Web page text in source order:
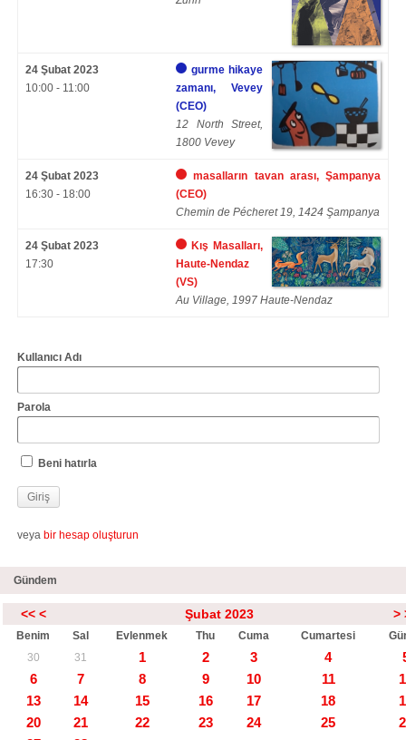
24 Şubat 2023
10:00 - 11:00
gurme hikaye
zamanı, Vevey
(CEO)
12 North Street,
1800 Vevey
24 Şubat 2023
16:30 - 18:00
masalların tavan arası, Şampanya
(CEO)
Chemin de Pécheret 19, 1424 Şampanya
24 Şubat 2023
17:30
Kış Masalları,
Haute-Nendaz
(VS)
Au Village, 1997 Haute-Nendaz
Kullanıcı Adı
Parola
Beni hatırla
veya bir hesap oluşturun
Gündem
<< < Şubat 2023 >
Benim Sal Evlenmek Thu Cuma Cumartesi
30
31 1 2 3 4
6
7 8 9 10 11
13
14 15 16 17 18
20
21 22 23 24 25